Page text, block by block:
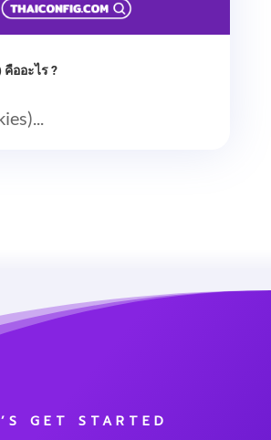
คืออะไร ?
GET STARTED